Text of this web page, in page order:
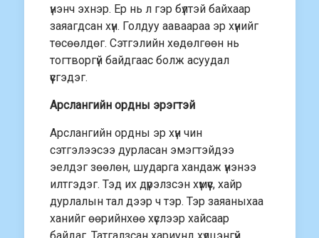
үнэнч эхнэр. Ер нь л гэр бүлтэй байхаар
заяагдсан хүн. Голдуу ааваараа эр хүнийг
төсөөлдөг. Сэтгэлийн хөдөлгөөн нь
тогтворгүй байдгаас болж асуудал
үүсгэдэг.
Арслангийн ордны эрэгтэй
Арслангийн ордны эр хүн чин
сэтгэлээсээ дурласан эмэгтэйдээ
эелдэг зөөлөн, шударга хандаж үнэнээ
илтгэдэг. Тэд их дүрэлзсэн хүмүүс, хайр
дурлалын тал дээр ч тэр. Тэр заяаныхаа
ханийг өөрийнхөө хүслээр хайсаар